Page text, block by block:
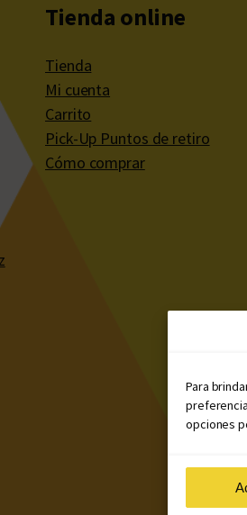
Para
opciones
Tienda online
Tienda
Mi cuenta
Carrito
Pick-Up Puntos de retiro
Cómo comprar